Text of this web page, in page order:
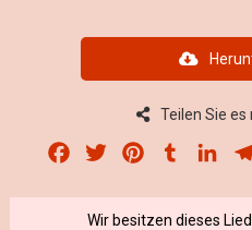
Teilen Sie
Facebook
Twitter PinterestTumblr
Wir besitzen dieses